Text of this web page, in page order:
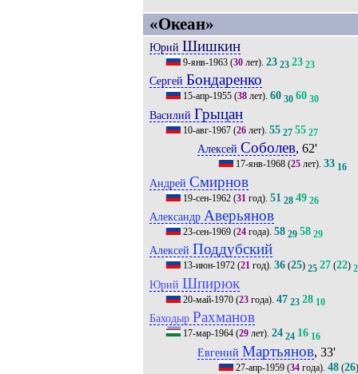
«Океан»
Юрий Шишкин
9-янв-1963(30лет). 23 23 23 23
Сергей Бондаренко
15-апр-1955(38лет). 60 30 60 30
Василий Грыцан
10-авг-1967(26лет). 55 27 55 27
Алексей Соболев, 62'
17-янв-1968 (25 лет).33 16
Андрей Смирнов
19-сен-1962(31 год). 51 28 49 26
Александр Аверьянов
23-сен-1969(24года). 58 29 58 29
Алексей Поддубский
13-июн-1972(21год). 36(25) 25 27(22)
Юрий Шпирюк
20-май-1970(23года). 47 23 28 10
Баходыр Рахманов
17-мар-1964(29лет). 24 24 16 16
Евгений Мартьянов, 33'
27-апр-1959 (34 года).48 (26